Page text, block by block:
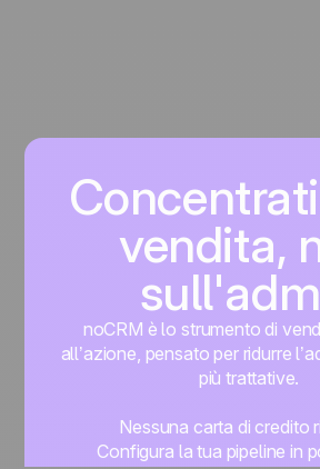
vendita,
noCRM è lo strumento di
all’azione, pensato per ridurre
più trattative.
Nessuna carta di credito
Configura la tua pipeline in